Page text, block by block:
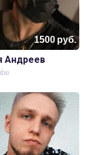
1500руб.
Андреев